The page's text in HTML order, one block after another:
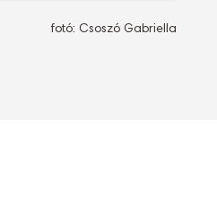
fotó: Csoszó Gabriella